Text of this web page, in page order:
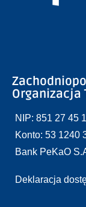
Organizacja
NIP: 851 27 45
Konto: 53 1240
Bank PeKaO
Deklaracja